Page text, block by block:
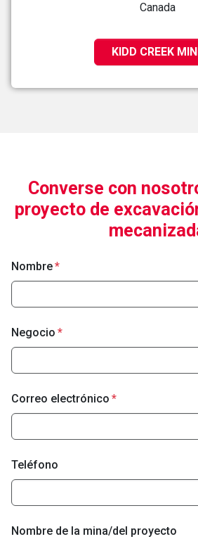
Canada
KIDD CREEK
Converse con
proyecto de
Nombre
Negocio
Correo electrónico
Teléfono
Nombre de la mina/del proyecto